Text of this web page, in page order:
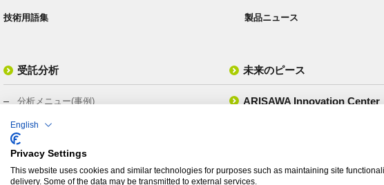
技術用語集 製品ニュース
未来のピース
ARISAWA Innovation Center
受託分析
分析メニュー(事例)
分析装置
分析ニュース
English
Privacy Settings
This website uses cookies and similar technologies for purposes such as maintaining site
delivery. Some of the data may be transmitted to external services.